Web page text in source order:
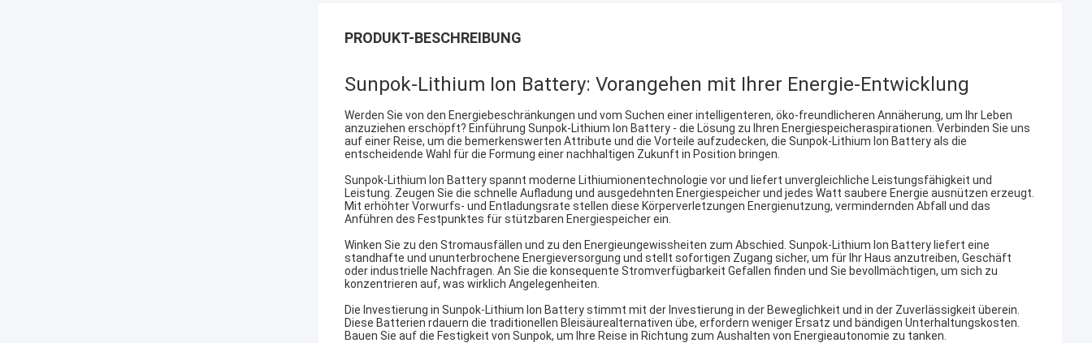
PRODUKT-BESCHREIBUNG
Sunpok-Lithium Ion Battery: Vorangehen mit Ihrer Energie-Entwicklung
Werden Sie von den Energiebeschränkungen und vom Suchen einer intelligenteren, öko-freundlicheren Annäherung, um Ihr Leben
anzuziehen erschöpft? Einführung Sunpok-Lithium Ion Battery - die Lösung zu Ihren Energiespeicheraspirationen. Verbinden Sie uns
auf einer Reise, um die bemerkenswerten Attribute und die Vorteile aufzudecken, die Sunpok-Lithium Ion Battery als die
entscheidende Wahl für die Formung einer nachhaltigen Zukunft in Position bringen.
Sunpok-Lithium Ion Battery spannt moderne Lithiumionentechnologie vor und liefert unvergleichliche Leistungsfähigkeit und
Leistung. Zeugen Sie die schnelle Aufladung und ausgedehnten Energiespeicher und jedes Watt saubere Energie ausnützen erzeugt.
Mit erhöhter Vorwurfs- und Entladungsrate stellen diese Körperverletzungen Energienutzung, vermindernden Abfall und das
Anführen des Festpunktes für stützbaren Energiespeicher ein.
Winken Sie zu den Stromausfällen und zu den Energieungewissheiten zum Abschied. Sunpok-Lithium Ion Battery liefert eine
standhafte und ununterbrochene Energieversorgung und stellt sofortigen Zugang sicher, um für Ihr Haus anzutreiben, Geschäft
oder industrielle Nachfragen. An Sie die konsequente Stromverfügbarkeit Gefallen finden und Sie bevollmächtigen, um sich zu
konzentrieren auf, was wirklich Angelegenheiten.
Die Investierung in Sunpok-Lithium Ion Battery stimmt mit der Investierung in der Beweglichkeit und in der Zuverlässigkeit überein.
Diese Batterien rdauern die traditionellen Bleisäurealternativen übe, erfordern weniger Ersatz und bändigen Unterhaltungskosten.
Bauen Sie auf die Festigkeit von Sunpok, um Ihre Reise in Richtung zum Aushalten von Energieautonomie zu tanken.